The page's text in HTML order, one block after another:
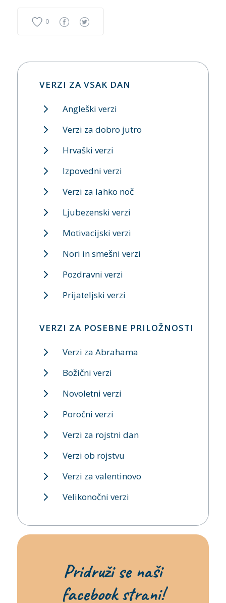
0
VERZI ZA VSAK DAN
Angleški verzi
Verzi za dobro jutro
Hrvaški verzi
Izpovedni verzi
Verzi za lahko noč
Ljubezenski verzi
Motivacijski verzi
Nori in smešni verzi
Pozdravni verzi
Prijateljski verzi
VERZI ZA POSEBNE PRILOŽNOSTI
Verzi za Abrahama
Božični verzi
Novoletni verzi
Poročni verzi
Verzi za rojstni dan
Verzi ob rojstvu
Verzi za valentinovo
Velikonočni verzi
Pridruži se naši
facebook strani!